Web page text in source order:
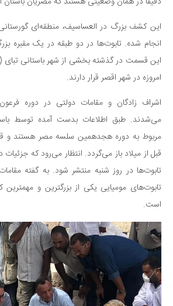
مراکز پزشکی و دارویی
فرهنگ و هنر
سینما و تئاتر
تلویزیون
موسیقی
چهره‌ها
عکاسی و هنرهای تجسمی
کتاب و کتاب‌خوانی
تاریخ
علمی
فناوری‌ها
نجوم و هوا فضا
زمین و محیط زیست
این کشف بزرگ در العساسیف، منطقه‌ای
انجام شده. تابوت‌ها در دو طبقه در یک مقبره
این قسمت در گذشته بخشی از شهر باستانی تبای
امروزه در شهر اقصر قرار دارند.
اشراف زادگان و مقامات دولتی در دوره
می‌شدند. طبق اطلاعات بدست آمده توسط
قبل از میلاد باز می‌گردد. انتظار می‌رود که
تابوت‌ها در روز شنبه منتشر شود. به گفته
تابوت‌های مومیایی یکی از بزرگترین و
است.